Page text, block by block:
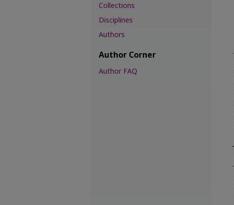
Collections
Disciplines
Authors
Author Corner
Author FAQ